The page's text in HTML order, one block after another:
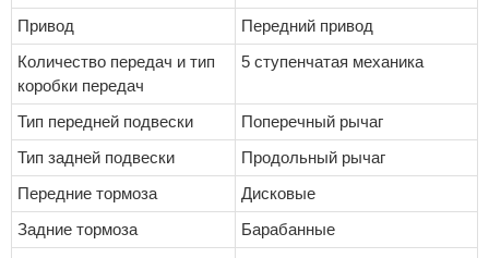
Привод
Передний привод
Количество передач и тип
коробки передач
5 ступенчатая механика
Тип передней подвески
Поперечный рычаг
Тип задней подвески
Продольный рычаг
Передние тормоза
Дисковые
Задние тормоза
Барабанные